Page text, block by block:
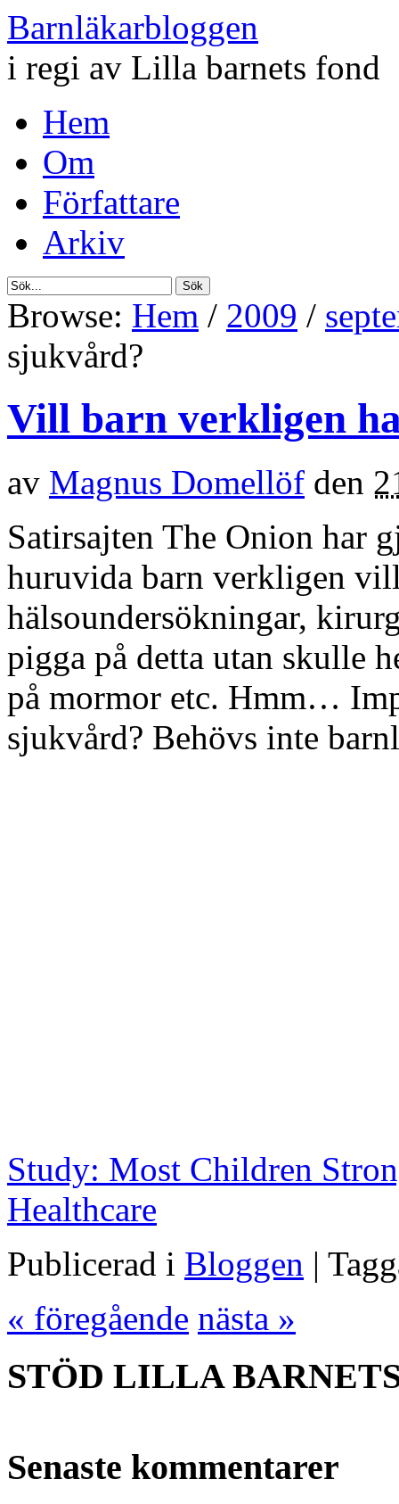
Barnläkarbloggen
i regi av Lilla barnets fond
Hem
Om
Författare
Arkiv
Browse: Hem / 2009 /
sjukvård?
Vill barn verkligen
av Magnus Domellöf den
Satirsajten The Onion har
huruvida barn verkligen
hälsoundersökningar,
pigga på detta utan skulle
på mormor etc. Hmm…
sjukvård? Behövs inte
Study: Most Children
Healthcare
Publicerad i Bloggen |
« föregående nästa »
STÖD LILLA
Senaste kommentarer